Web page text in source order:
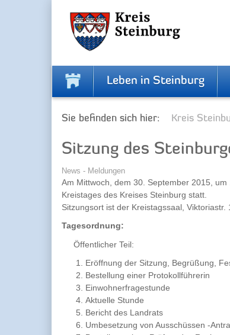
Leben in Steinburg
Sie befinden sich hier: Kreis
Sitzung des
News - Meldungen
Am Mittwoch, dem 30. September 2015,
Kreistages des Kreises Steinburg statt.
Sitzungsort ist der Kreistagssaal, Viktoriastr.
Tagesordnung:
Öffentlicher Teil:
Eröffnung der Sitzung, Begrüßung,
Bestellung einer Protokollführerin
Einwohnerfragestunde
Aktuelle Stunde
Bericht des Landrats
Umbesetzung von Ausschüssen -